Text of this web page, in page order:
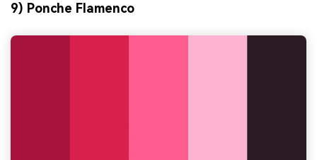
9) Ponche Flamenco